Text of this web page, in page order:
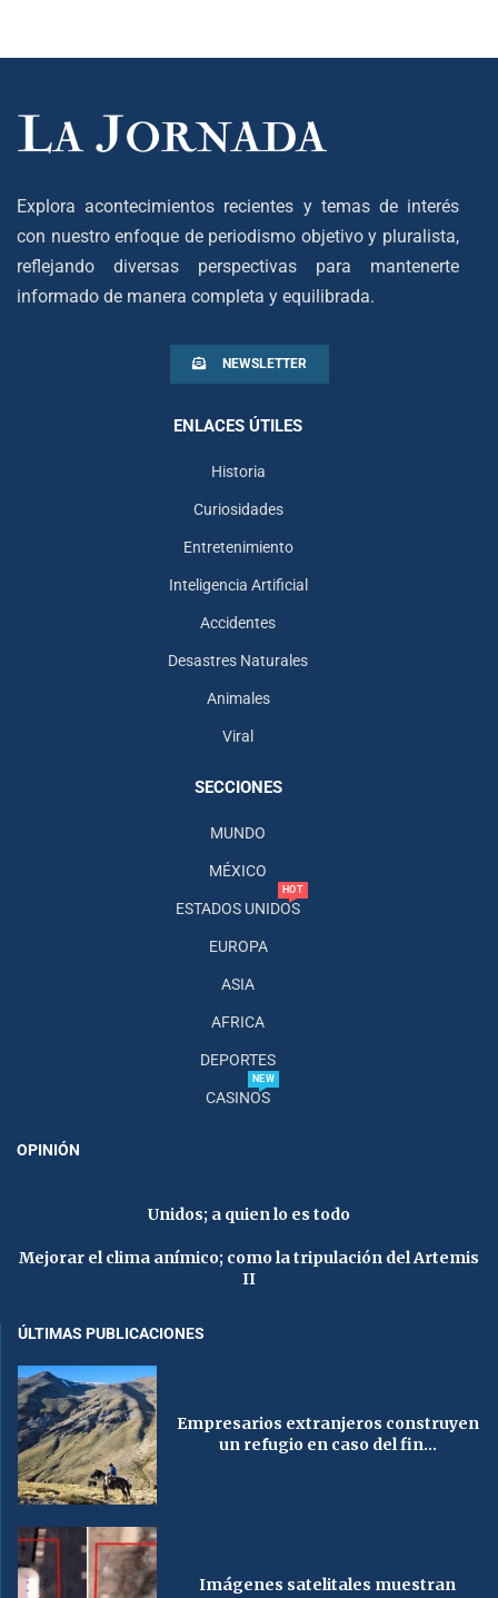
Explora acontecimientos recientes y temas de interés
con nuestro enfoque de periodismo objetivo y pluralista,
reflejando diversas perspectivas para mantenerte
informado de manera completa y equilibrada.
NEWSLETTER
ENLACES ÚTILES
Historia
Curiosidades
Entretenimiento
Inteligencia Artificial
Accidentes
Desastres Naturales
Animales
Viral
SECCIONES
MUNDO
MÉXICO
ESTADOS UNIDOS
HOT
EUROPA
ASIA
AFRICA
DEPORTES
CASINOS
NEW
OPINIÓN
Unidos; a quien lo es todo
Mejorar el clima anímico; como la tripulación del Artemis
II
ÚLTIMAS PUBLICACIONES
Empresarios extranjeros construyen
un refugio en caso del fin...
Imágenes satelitales muestran